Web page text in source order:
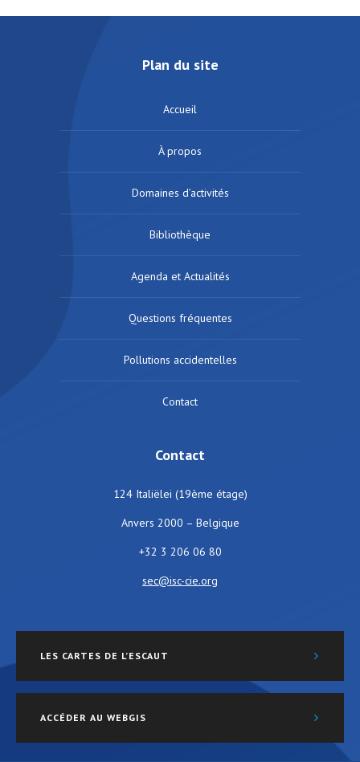
Plan du site
Accueil
À propos
Domaines d’activités
Bibliothèque
Agenda et Actualités
Questions fréquentes
Pollutions accidentelles
Contact
Contact
124 Italiëlei (19ème étage)
Anvers 2000 – Belgique
+32 3 206 06 80
sec@isc-cie.org
LES CARTES DE L’ESCAUT
ACCÉDER AU WEBGIS